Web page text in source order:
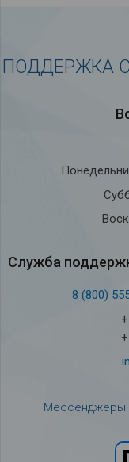
ПОДДЕРЖКА
Служба
8 (800)
Мессенджеры